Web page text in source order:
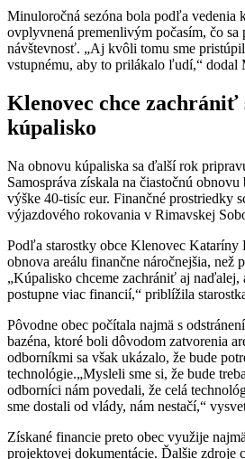
Minuloročná sezóna bola podľa vedenia
ovplyvnená premenlivým počasím, čo sa
návštevnosť. „Aj kvôli tomu sme
vstupnému, aby to prilákalo ľudí,“ dodal
Klenovec chce zachrániť
kúpalisko
Na obnovu kúpaliska sa ďalší rok
Samospráva získala na čiastočnú
výške 40-tisíc eur. Finančné prostriedky
výjazdového rokovania v Rimavskej
Podľa starostky obce Klenovec Kataríny
obnova areálu finančne náročnejšia, než
„Kúpalisko chceme zachrániť aj
postupne viac financií,“ priblížila
Pôvodne obec počítala najmä s
bazéna, ktoré boli dôvodom zatvorenia
odborníkmi sa však ukázalo, že bude
technológie.„Mysleli sme si, že bude
odborníci nám povedali, že celá
sme dostali od vlády, nám nestačí,“
Získané financie preto obec využije
projektovej dokumentácie. Ďalšie zdroje